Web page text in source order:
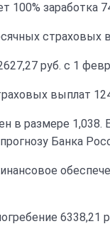
заработка
страховых
руб. с 1
выплат
в размере 1,038.
Банка
6338,21